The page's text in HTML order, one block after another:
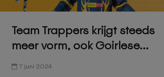
Team Trappers krijgt steeds
meer vorm, ook Goirlese...
7 juni 2024